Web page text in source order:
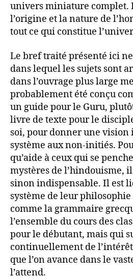
univers miniature complet.
l’origine et la nature de
tout ce qui constitue
Le bref traité présenté ici
dans lequel les sujets sont
dans l’ouvrage plus large
probablement été conçu
un guide pour le Guru,
livre de texte pour le
soi, pour donner une
système aux non-initiés.
qu’aide à ceux qui se
mystères de l’hindouisme,
sinon indispensable. Il est
système de leur
comme la grammaire
l’ensemble du cours des
pour le débutant, mais qui
continuellement de
que l’on avance dans le
l’attend.